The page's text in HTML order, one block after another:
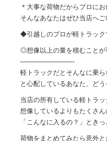
＊大事な荷物だからプロに
そんなあなたはぜひ当店へご
◆引越しのプロが軽トラック
◎想像以上の量を積むことが
————————-
軽トラックだとそんなに乗ら
と心配しているあなた、どう
当店の所有している軽トラッ
想像しているよりもたくさ
「こんなに入るの？」ときっ
荷物をまとめてみたら意外と